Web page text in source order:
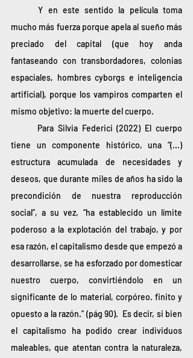
	Y en este sentido la película toma
mucho más fuerza porque apela al sueño más
preciado del capital (que hoy anda
fantaseando con transbordadores, colonias
espaciales, hombres cyborgs e inteligencia
artificial), porque los vampiros comparten el
mismo objetivo: la muerte del cuerpo.
tiene un componente histórico, una “(...)
estructura acumulada de necesidades y
deseos, que durante miles de años ha sido la
precondición de nuestra reproducción
social”, a su vez, “ha establecido un límite
poderoso a la explotación del trabajo, y por
esa razón, el capitalismo desde que empezó a
desarrollarse, se ha esforzado por domesticar
nuestro cuerpo, convirtiéndolo en un
significante de lo material, corpóreo. finito y
opuesto a la razón.” (pág 90).  Es decir, si bien
el capitalismo ha podido crear individuos
maleables, que atentan contra la naturaleza,